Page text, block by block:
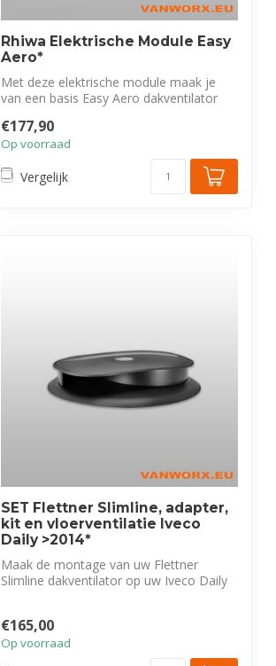
Rhiwa Elektrische Module Easy
Aero*
Met deze elektrische module maak je
van een basis Easy Aero dakventilator
€177,90
Op voorraad
Vergelijk
SET Flettner Slimline, adapter,
kit en vloerventilatie Iveco
Daily >2014*
Maak de montage van uw Flettner
Slimline dakventilator op uw Iveco Daily
€165,00
Op voorraad